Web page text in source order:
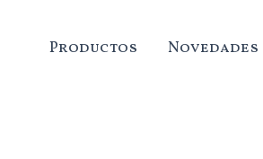
Productos Novedades